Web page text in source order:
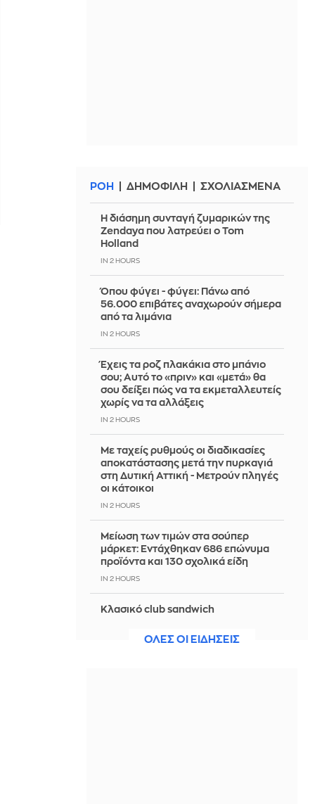
ΡΟΗ ΔΗΜΟΦΙΛΗ ΣΧΟΛΙΑΣΜΕΝΑ
Η διάσημη συνταγή ζυμαρικών της
Zendaya που λατρεύει ο Tom
Holland
IN 2 HOURS
Όπου φύγει - φύγει: Πάνω από
56.000 επιβάτες αναχωρούν σήμερα
από τα λιμάνια
IN 2 HOURS
Έχεις τα ροζ πλακάκια στο μπάνιο
σου; Αυτό το «πριν» και «μετά» θα
σου δείξει πώς να τα εκμεταλλευτείς
χωρίς να τα αλλάξεις
IN 2 HOURS
Με ταχείς ρυθμούς οι διαδικασίες
αποκατάστασης μετά την πυρκαγιά
στη Δυτική Αττική - Μετρούν πληγές
οι κάτοικοι
IN 2 HOURS
Μείωση των τιμών στα σούπερ
μάρκετ: Εντάχθηκαν 686 επώνυμα
προϊόντα και 130 σχολικά είδη
IN 2 HOURS
Κλασικό club sandwich
ΟΛΕΣ ΟΙ ΕΙΔΗΣΕΙΣ